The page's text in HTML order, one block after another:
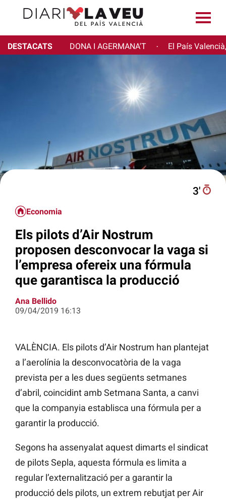
DESTACATS DONA I AGERMANA'T · El País
3′
Economia
Els pilots d’Air Nostrum
proposen desconvocar la vaga si
l’empresa ofereix una fórmula
que garantisca la producció
Ana Bellido
09/04/2019 16:13
VALÈNCIA. Els pilots d’Air Nostrum han plantejat
a l’aerolínia la desconvocatòria de la vaga
prevista per a les dues següents setmanes
d’abril, coincidint amb Setmana Santa, a canvi
que la companyia establisca una fórmula per a
garantir la producció.
Segons ha assenyalat aquest dimarts el sindicat
de pilotsSepla, aquesta fórmula es limita a
regular l’externalització per a garantir la
producció dels pilots, un extrem rebutjat perAir